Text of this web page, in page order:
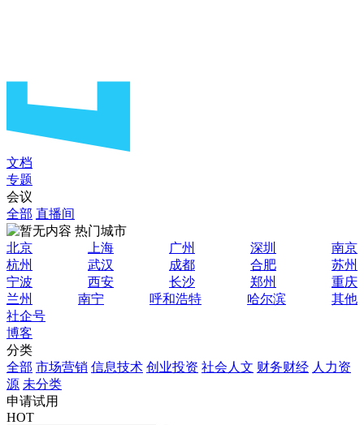
文档
专题
会议
全部 直播间
热门城市
北京
上海 广州 深圳
南京
杭州
武汉 成都 合肥
苏州
宁波
西安 长沙 郑州
重庆
兰州
南宁 呼和浩特 哈尔滨
其他
社企号
博客
分类
全部 市场营销 信息技术 创业投资 社会人文 财务财经 人力资
源 未分类
申请试用
HOT